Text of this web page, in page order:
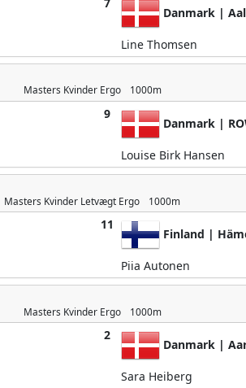
Danmark |
Line Thomsen
Masters Kvinder Ergo 1000m
9
Danmark |
Louise Birk Hansen
Masters Kvinder Letvægt Ergo 1000m
11
Finland |
Piia Autonen
Masters Kvinder Ergo 1000m
2
Danmark |
Sara Heiberg